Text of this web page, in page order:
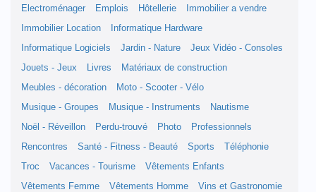
Electroménager
Emplois Hôtellerie
Immobilier a vendre
Immobilier Location
Informatique Hardware
Informatique Logiciels
Jardin - Nature
Jeux Vidéo - Consoles
Jouets - Jeux
Livres
Matériaux de construction
Meubles - décoration
Moto - Scooter - Vélo
Musique - Groupes
Musique - Instruments
Nautisme
Noël - Réveillon
Perdu-trouvé Photo
Professionnels
Rencontres
Santé - Fitness - Beauté Sports
Téléphonie
Troc
Vacances - Tourisme
Vêtements Enfants
Vêtements Femme
Vêtements Homme Vins et Gastronomie